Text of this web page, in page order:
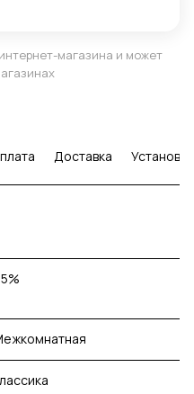
магазина и может
Доставка Установка